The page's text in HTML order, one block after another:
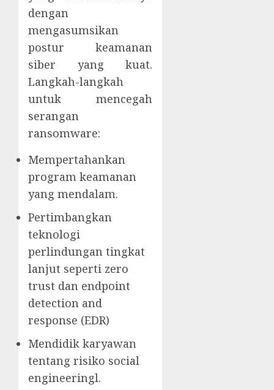
dengan
mengasumsikan
postur keamanan
siber yang kuat.
Langkah-langkah
untuk mencegah
serangan
ransomware:
Mempertahankan
program keamanan
yang mendalam.
Pertimbangkan
teknologi
perlindungan tingkat
lanjut seperti zero
trust dan endpoint
detection and
response (EDR)
Mendidik karyawan
tentang risiko social
engineeringl.